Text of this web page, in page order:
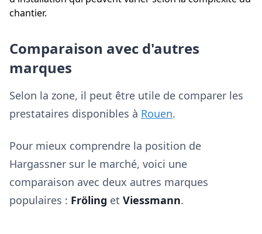
chantier.
Comparaison avec d'autres
marques
Selon la zone, il peut être utile de comparer les
prestataires disponibles à Rouen.
Pour mieux comprendre la position de
Hargassner sur le marché, voici une
comparaison avec deux autres marques
populaires : Fröling et Viessmann.